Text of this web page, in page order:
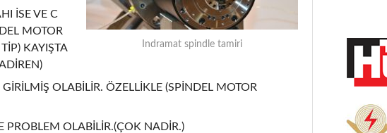
Indramat spindle tamiri
İSE VE C
MOTOR
KAYIŞTA
OLABİLİR. ÖZELLİKLE (SPİNDEL MOTOR
PROBLEM OLABİLİR.(ÇOK NADİR.)